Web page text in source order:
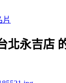
片
北永吉店